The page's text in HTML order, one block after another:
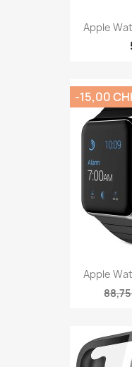
Apple
Apple
-15,00